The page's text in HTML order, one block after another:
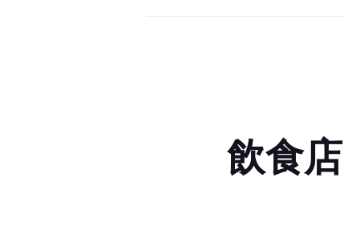
飲食